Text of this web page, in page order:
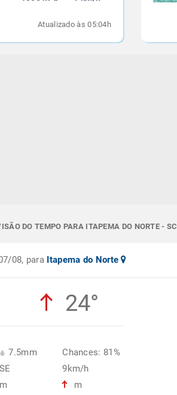
Atualizado às 05:04h
DO TEMPO PARA ITAPEMA DO NORTE - SC
08, para Itapema do Norte
24°
7.5mm
SE
m
Chances: 81%
9km/h
m